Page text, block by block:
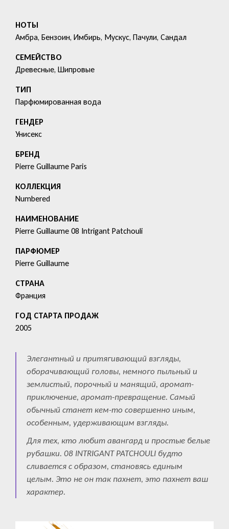
НОТЫ
Амбра, Бензоин, Имбирь, Мускус, Пачули, Сандал
СЕМЕЙСТВО
Древесные, Шипровые
ТИП
Парфюмированная вода
ГЕНДЕР
Унисекс
БРЕНД
Pierre Guillaume Paris
КОЛЛЕКЦИЯ
Numbered
HАИМЕНОВАНИЕ
Pierre Guillaume 08 Intrigant Patchouli
ПАРФЮМЕР
Pierre Guillaume
СТРАНА
Франция
ГОД СТАРТА ПРОДАЖ
2005
Элегантный и притягивающий взгляды,
оборачивающий головы, немного пыльный и
землистый, порочный и манящий, аромат-
приключение, аромат-превращение. Самый
обычный станет кем-то совершенно иным,
особенным, удерживающим взгляды.
Для тех, кто любит авангард и простые белые
рубашки. 08 INTRIGANT PATCHOULI будто
сливается с образом, становясь единым
целым. Это не он так пахнет, это пахнет ваш
характер.